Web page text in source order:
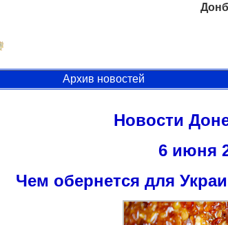
Архив новостей
Новости
6 июня
Чем обернется для